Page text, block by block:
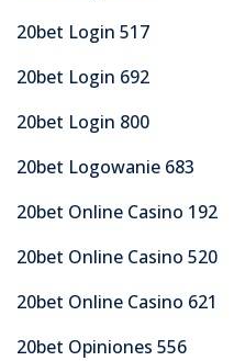
20bet Login 517
20bet Login 692
20bet Login 800
20bet Logowanie 683
20bet Online Casino 192
20bet Online Casino 520
20bet Online Casino 621
20bet Opiniones 556